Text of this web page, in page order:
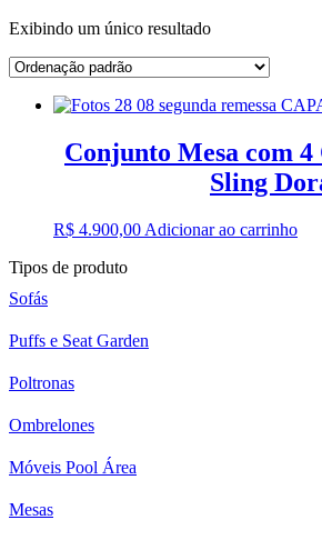
Exibindo um único resultado
Conjunto Mesa com 4
Sling
R$ 4.900,00 Adicionar ao carrinho
Tipos de produto
Sofás
Puffs e Seat Garden
Poltronas
Ombrelones
Móveis Pool Área
Mesas